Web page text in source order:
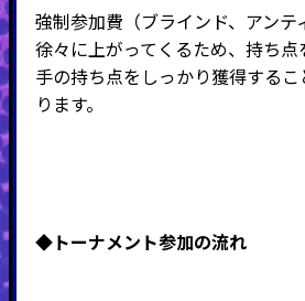
強制参加費（ブラインド、アンテ
徐々に上がってくるため、持ち
手の持ち点をしっかり獲得する
ります。
◆トーナメント参加の流れ